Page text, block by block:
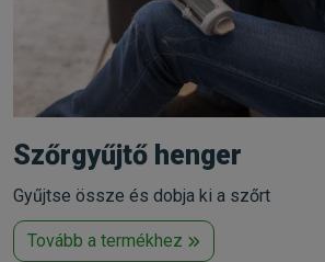
Szőrgyűjtő henger
Gyűjtse össze és dobja ki a szőrt
Tovább a termékhez